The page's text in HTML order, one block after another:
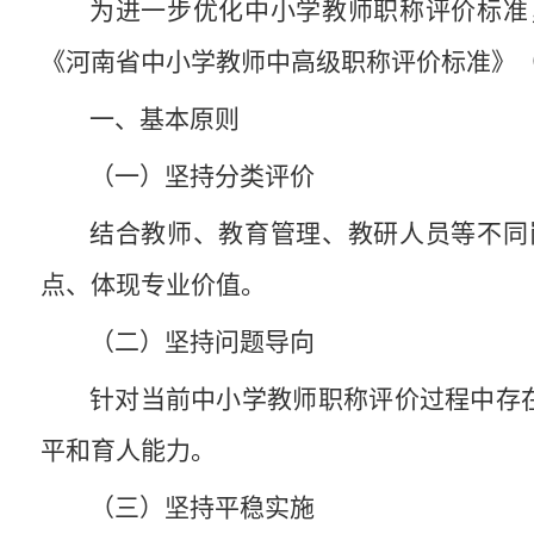
为进一步优化中小学教师职称评价标
《河南省中小学教师中高级职称评价标准》
一、基本原则
（一）坚持分类评价
结合教师、教育管理、教研人员等不
点、体现专业价值。
（二）坚持问题导向
针对当前中小学教师职称评价过程中存
平和育人能力。
（三）坚持平稳实施